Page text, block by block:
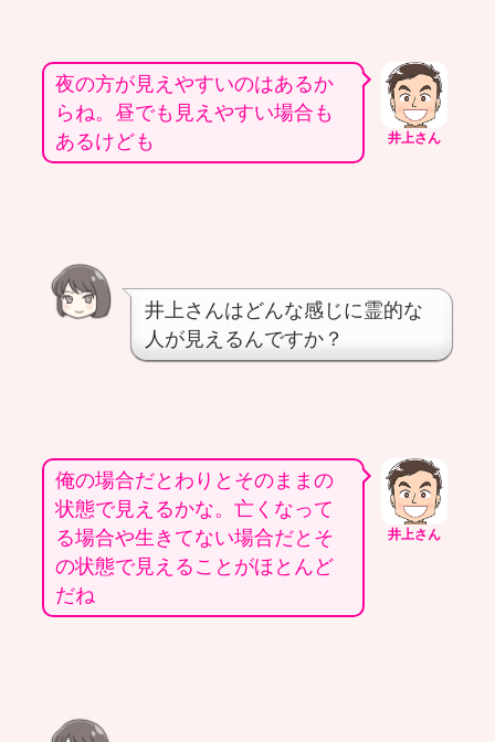
井上さん
夜の方が見えやすいのはあるか
らね。昼でも見えやすい場合も
あるけども
井上さんはどんな感じに霊的な
人が見えるんですか？
井上さん
俺の場合だとわりとそのままの
状態で見えるかな。亡くなって
る場合や生きてない場合だとそ
の状態で見えることがほとんど
だね